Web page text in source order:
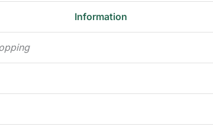
Information